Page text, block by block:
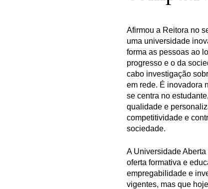
Afirmou a Reitora no
uma universidade
forma as pessoas ao
progresso e o da
cabo investigação
em rede. É inovadora
se centra no
qualidade e
competitividade e
sociedade.
A Universidade
oferta formativa e
empregabilidade e
vigentes, mas que